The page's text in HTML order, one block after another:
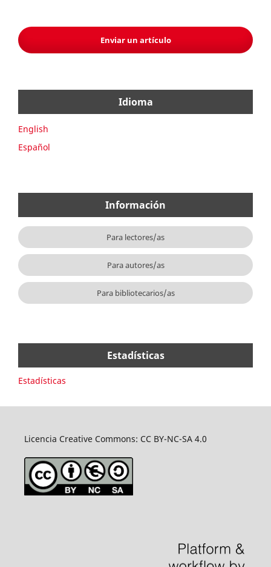
Enviar un artículo
Idioma
English
Español
Información
Para lectores/as
Para autores/as
Para bibliotecarios/as
Estadísticas
Estadísticas
Licencia Creative Commons: CC BY-NC-SA 4.0